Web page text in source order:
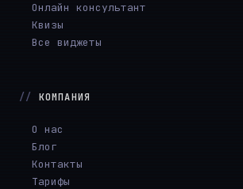
Онлайн консультант
Квизы
Все виджеты
КОМПАНИЯ
О нас
Блог
Контакты
Тарифы